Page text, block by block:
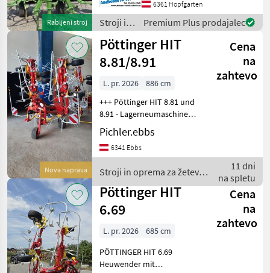
Rabljeni stroj
Transportbreite ca. 2.900
mm Gewicht ca. 860 kg
6361 Hopfgarten
Stroji in
oprema
za žetev
in
spravilo
/ Krone
Premium Plus prodajalec
Nova naprava
Pöttinger HIT
8.81/8.91
Cena
na
zahtevo
L. pr. 2026
886 cm
+++ Pöttinger HIT 8.81 und
8.91 - Lagerneumaschinen! -
sofort verfügbar +++ +
Hydroflift + Tastrad +
Hydraulische
Beleuchtung priklopni t
Pichler.ebbs
6341 Ebbs
Stroji in oprema za žetev in
spravilo / Pöttinger
11 dni
na spletu
Pöttinger HIT
6.69
Cena
na
zahtevo
L. pr. 2026
685 cm
PÖTTINGER HIT 6.69
Heuwender mit